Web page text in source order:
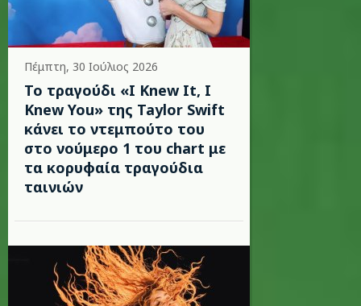
Πέμπτη, 30 Ιούλιος 2026
Το τραγούδι «I Knew It, I
Knew You» της Taylor Swift
κάνει το ντεμπούτο του
στο νούμερο 1 του chart με
τα κορυφαία τραγούδια
ταινιών